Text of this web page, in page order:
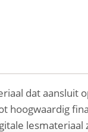
dat aansluit
hoogwaardig